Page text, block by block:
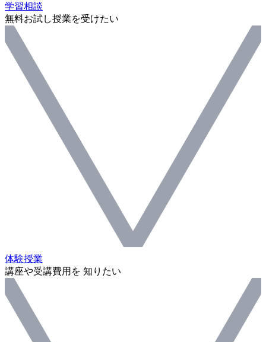
学習相談
無料お試し授業を受けたい
体験授業
講座や受講費用を 知りたい